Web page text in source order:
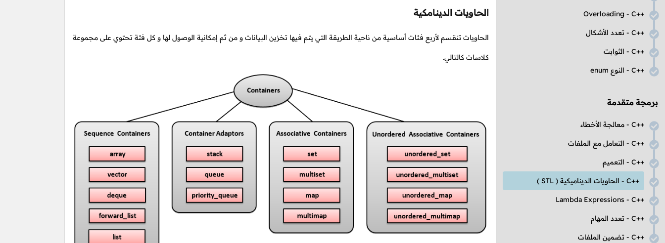
C++
-
Overloading
C++ - تعدد الأشكال
C++ - الثوابت
C++ - النوع enum
برمجة متقدمة
C++ - معالجة الأخطاء
C++ - التعامل مع الملفات
C++ - التعميم
C++ - الحاويات الديناميكية ( STL
)
C++
-
Lambda Expressions
C++ - تعدد المهام
C++ - تضمين الملفات
الحاويات الدينامكية
الحاويات تنقسم لأربع فئات أساسية من ناحية الطريقة التي يتم فيها تخزين البيانات و من ثم إمكانية الوصول لها و كل فئة تحتوي على مجموعة
كلاسات كالتالي.